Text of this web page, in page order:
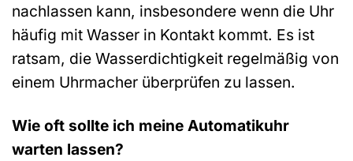
nachlassen kann, insbesondere wenn die Uhr
häufig mit Wasser in Kontakt kommt. Es ist
ratsam, die Wasserdichtigkeit regelmäßig von
einem Uhrmacher überprüfen zu lassen.
Wie oft sollte ich meine Automatikuhr
warten lassen?